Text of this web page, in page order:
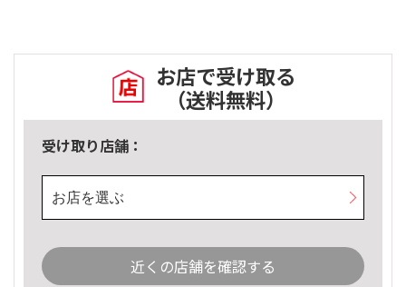
お店で受け取る
（送料無料）
受け取り店舗：
お店を選ぶ
近くの店舗を確認する